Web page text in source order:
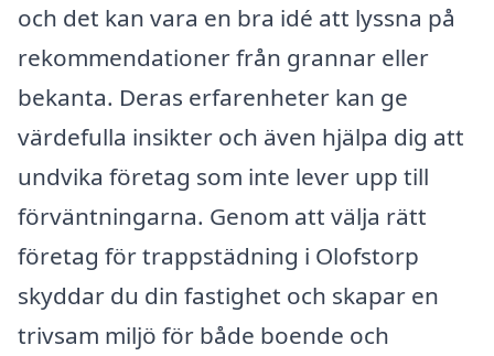
och det kan vara en bra idé att lyssna på
rekommendationer från grannar eller
bekanta. Deras erfarenheter kan ge
värdefulla insikter och även hjälpa dig att
undvika företag som inte lever upp till
förväntningarna. Genom att välja rätt
företag för trappstädning i Olofstorp
skyddar du din fastighet och skapar en
trivsam miljö för både boende och